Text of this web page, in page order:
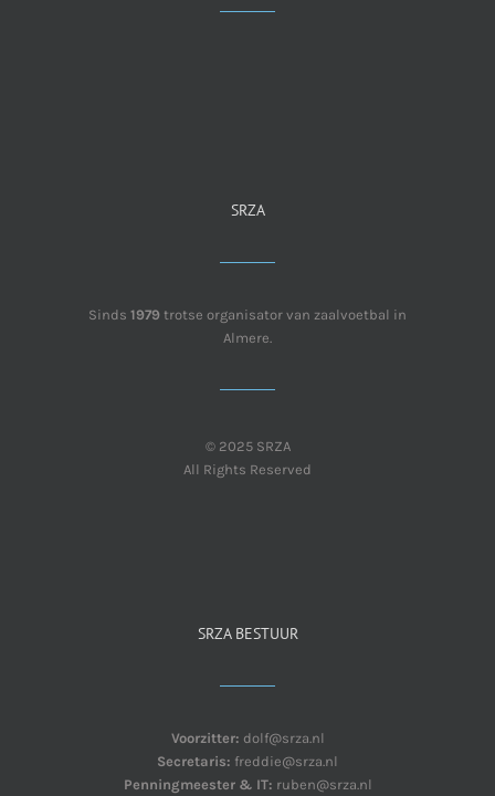
SRZA
Sinds 1979 trotse organisator van zaalvoetbal in
Almere.
© 2025 SRZA
All Rights Reserved
SRZA BESTUUR
Voorzitter: dolf@srza.nl
Secretaris: freddie@srza.nl
Penningmeester & IT: ruben@srza.nl